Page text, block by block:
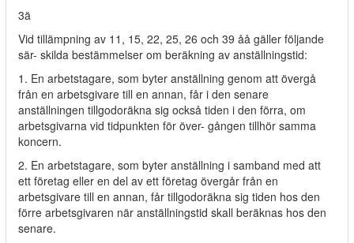
3ä
Vid tillämpning av 11, 15, 22, 25, 26 och 39 åå gäller följande
sär- skilda bestämmelser om beräkning av anställningstid:
1. En arbetstagare, som byter anställning genom att övergå
från en arbetsgivare till en annan, får i den senare
anställningen tillgodoräkna sig också tiden i den förra, om
arbetsgivarna vid tidpunkten för över- gången tillhör samma
koncern.
2. En arbetstagare, som byter anställning i samband med att
ett företag eller en del av ett företag övergår från en
arbetsgivare till en annan, får tillgodoräkna sig tiden hos den
förre arbetsgivaren när anställningstid skall beräknas hos den
senare.